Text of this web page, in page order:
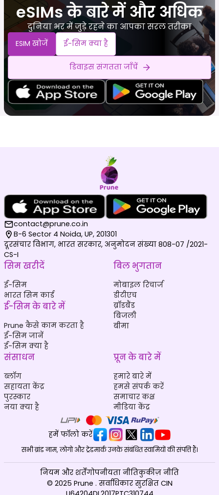
eSIMs के बारे में और अधिक
दुनिया भर में जुड़े रहने का आपका सरल तरीका
ESIM खोजें ई-सिम क्या है
डिवाइस संगतता जाँचें
contact@prune.co.in
B-6 Sector 4 Noida, UP, 201301
दूरसंचार विभाग, भारत सरकार, अनुमोदन संख्या 808-07 /2021-
CS-I
सिम खरीदें
ई-सिम
भारत सिम कार्ड
ई-सिम के बारे में
Prune कैसे काम करता है
ई-सिम जानें
ई-सिम क्या है
बिल भुगतान
मोबाइल रिचार्ज
डीटीएच
ब्रॉडबैंड
बिजली
बीमा
संसाधन
ब्लॉग
सहायता केंद्र
पुरस्कार
नया क्या है
प्रून के बारे में
हमारे बारे में
हमसे संपर्क करें
समाचार कक्ष
मीडिया केंद्र
हमें फॉलो करें
सभी ब्रांड नाम, लोगो और ट्रेडमार्क उनके संबंधित स्वामियों की संपत्ति हैं।
© 2025 Prune . सर्वाधिकार सुरक्षित CIN
नियम और शर्तेंगोपनीयता नीतिकुकीज़ नीति